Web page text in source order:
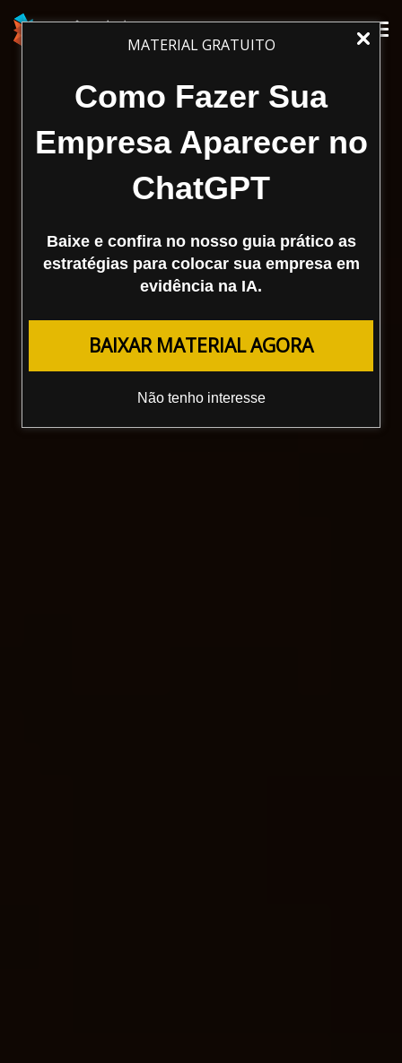
MATERIAL GRATUITO
Como Fazer Sua
Empresa Aparecer no
ChatGPT
Baixe e confira no nosso guia prático as
estratégias para colocar sua empresa em
evidência na IA.
BAIXAR MATERIAL AGORA
Não tenho interesse